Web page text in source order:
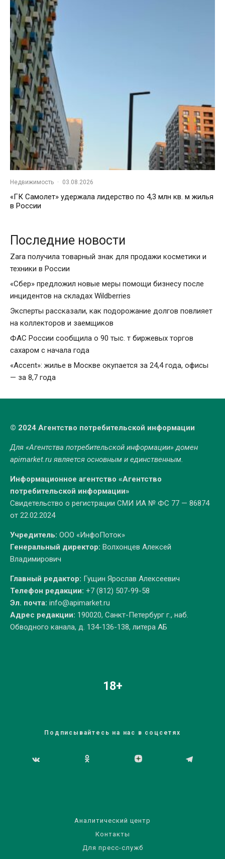
Недвижимость · 03.08.2026
«ГК Самолет» удержала лидерство по 4,3 млн кв. м жилья
в России
Последние новости
Zara получила товарный знак для продажи косметики и
техники в России
«Сбер» предложил новые меры помощи бизнесу после
инцидентов на складах Wildberries
Эксперты рассказали, как подорожание долгов повлияет
на коллекторов и заемщиков
ФАС России сообщила о 90 тыс. т биржевых торгов
сахаром с начала года
«Accent»: жилье в Москве окупается за 24,4 года, офисы
— за 8,7 года
© 2024 Агентство потребительской информации
Для «Агентства потребительской информации» домен
apimarket.ruявляется основным и единственным.
Информационное агентство «Агентство
потребительской информации»
Свидетельство о регистрации СМИ ИА № ФС 77 — 86874
от 22.02.2024
Учредитель: ООО «ИнфоПоток»
Генеральный директор: Волхонцев Алексей
Владимирович
Главный редактор: Гущин Ярослав Алексеевич
Телефон редакции: +7 (812) 507-99-58
Эл. почта: info@apimarket.ru
Адрес редакции: 190020, Санкт-Петербург г., наб.
Обводного канала, д. 134-136-138, литера АБ
18+
Подписывайтесь на нас в соцсетях
Аналитический центр
Контакты
Для пресс-служб